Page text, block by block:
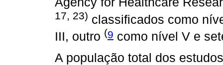
17, 23) classificados como
III, outro (9 como nível V e
A população total dos